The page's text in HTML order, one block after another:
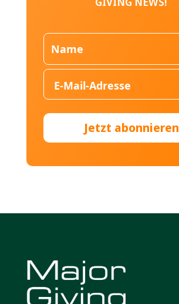
Jetzt abonnieren